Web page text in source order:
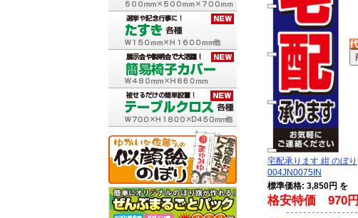
宅配承ります 紺 のぼり
004JN0075IN
標準価格: 3,850円 を
格安特価 970円